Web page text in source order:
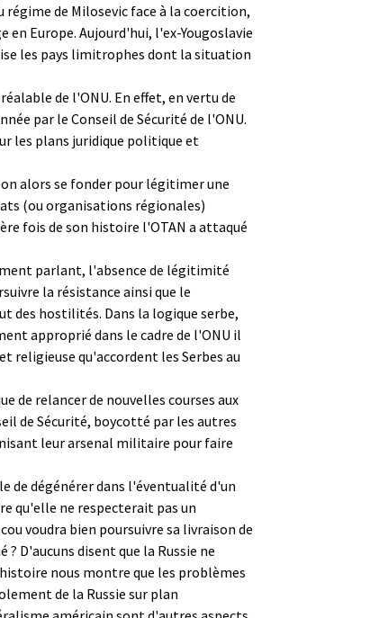
de Milosevic face à la coercition,
Europe. Aujourd'hui, l'ex-Yougoslavie
les pays limitrophes dont la situation
de l'ONU. En effet, en vertu de
par le Conseil de Sécurité de l'ONU.
les plans juridique politique et
alors se fonder pour légitimer une
(ou organisations régionales)
fois de son histoire l'OTAN a attaqué
parlant, l'absence de légitimité
la résistance ainsi que le
des hostilités. Dans la logique serbe,
approprié dans le cadre de l'ONU il
religieuse qu'accordent les Serbes au
de relancer de nouvelles courses aux
de Sécurité, boycotté par les autres
leur arsenal militaire pour faire
de dégénérer dans l'éventualité d'un
qu'elle ne respecterait pas un
voudra bien poursuivre sa livraison de
D'aucuns disent que la Russie ne
nous montre que les problèmes
de la Russie sur plan